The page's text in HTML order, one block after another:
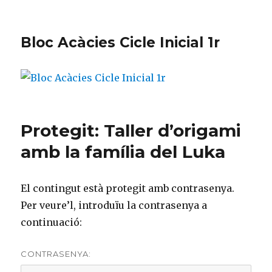
Bloc Acàcies Cicle Inicial 1r
Protegit: Taller d’origami
amb la família del Luka
El contingut està protegit amb contrasenya.
Per veure’l, introduïu la contrasenya a
continuació:
CONTRASENYA: